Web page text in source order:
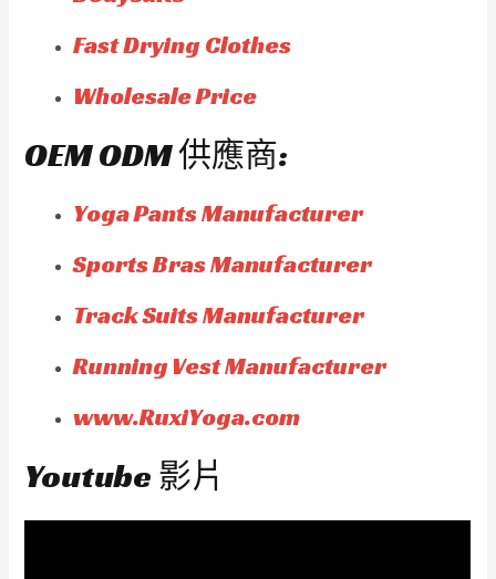
Fast Drying Clothes
Wholesale Price
OEM ODM 供應商:
Yoga Pants Manufacturer
Sports Bras Manufacturer
Track Suits Manufacturer
Running Vest Manufacturer
www.RuxiYoga.com
Youtube 影片